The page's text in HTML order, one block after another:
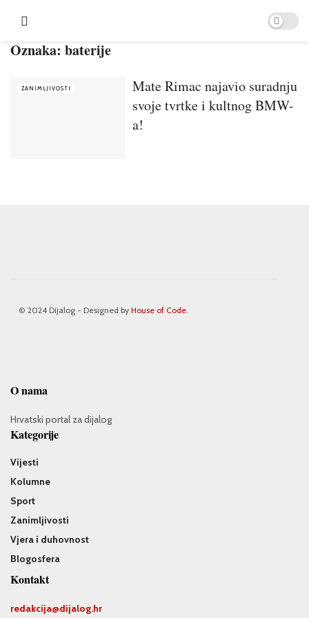
Oznaka: baterije
ZANIMLJIVOSTI
Mate Rimac najavio suradnju
svoje tvrtke i kultnog BMW-
a!
© 2024 Dijalog - Designed by House of Code.
O nama
Hrvatski portal za dijalog
Kategorije
Vijesti
Kolumne
Sport
Zanimljivosti
Vjera i duhovnost
Blogosfera
Kontakt
redakcija@dijalog.hr